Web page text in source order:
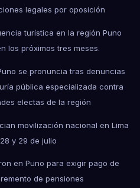
legales por oposición
turística en la región Puno
los próximos tres meses.
se pronuncia tras denuncias
pública especializada contra
electas de la región
movilización nacional en Lima
y 29 de julio
en Puno para exigir pago de
de pensiones